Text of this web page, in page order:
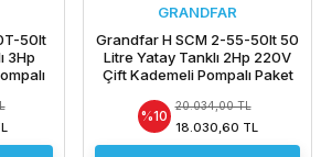
50lt
3Hp
GRANDFAR
Grandfar H SCM 2-55-50lt 50
Litre Yatay Tanklı 2Hp 220V
Çift Kademeli Pompalı Paket
%10
20.034,00 TL
18.030,60 TL